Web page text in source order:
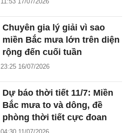
Chuyên gia lý giải vì sao
miền Bắc mưa lớn trên diện
rộng đến cuối tuần
23:25 16/07/2026
Dự báo thời tiết 11/7: Miền
Bắc mưa to và dông, đề
phòng thời tiết cực đoan